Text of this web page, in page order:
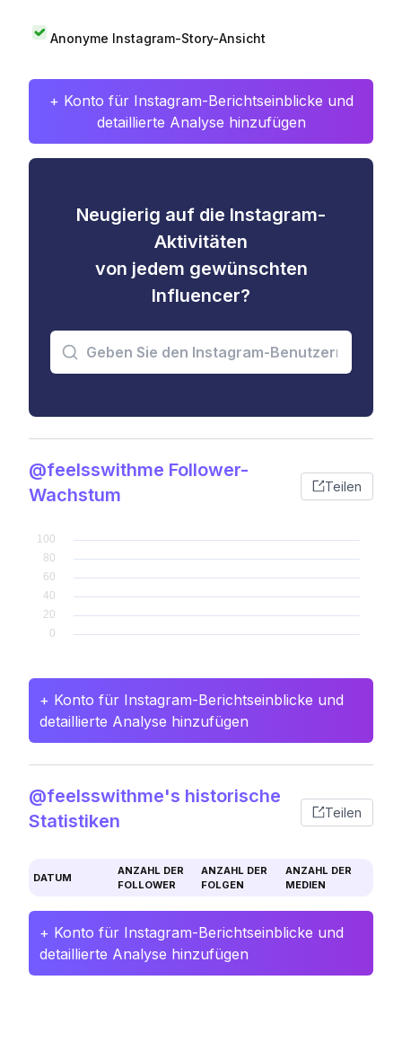
Anonyme Instagram-Story-Ansicht
+ Konto für Instagram-Berichtseinblicke und
detaillierte Analyse hinzufügen
Neugierig auf die Instagram-
Aktivitäten
von jedem gewünschten
Influencer?
@feelsswithme Follower-
Wachstum
Teilen
+ Konto für Instagram-Berichtseinblicke und
detaillierte Analyse hinzufügen
@feelsswithme's historische
Statistiken
Teilen
DATUM
ANZAHL DER
FOLLOWER
ANZAHL DER
FOLGEN
ANZAHL DER
MEDIEN
+ Konto für Instagram-Berichtseinblicke und
detaillierte Analyse hinzufügen